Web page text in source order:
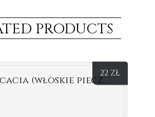
PRODUCTS
22 ZŁ
31. Foccacia (włoskie pieczywo)